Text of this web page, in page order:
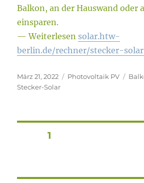
Balkon, an der Haus­wand oder
ein­sparen.
— Weiterlesen solar.htw-
berlin.de/rechner/stecker-
Veröffentlicht
am
März 21, 2022 Kategorien
Photovoltaik PV
Stecker-Solar
SEITE1